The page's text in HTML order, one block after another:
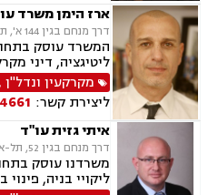
בהריון, ליווי עסקי
ארז הימן משרד
דרך מנחם בגין 144 א', תל-אביב
המשרד עוסק
ליטיגציה, דיני
ובוררויות, נדל"ן,
אזרחי וראיות,
רכישה, פינוי
מקרקעין ונדל"ן
ליצירת קשר:
איתי גזית עו"ד
דרך מנחם בגין 52, תל-אביב
ליקויי בניה,